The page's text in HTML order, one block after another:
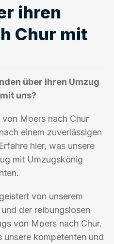
ihren
Chur mit
über ihren Umzug
uns?
Moers nach Chur
einem zuverlässigen
hier, was unsere
mit Umzugskönig
von unserem
der reibungslosen
von Moers nach Chur.
unsere kompetenten und